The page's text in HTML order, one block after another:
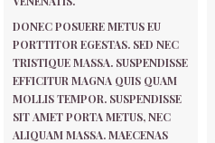
DONEC POSUERE METUS EU
PORTTITOR EGESTAS. SED NEC
TRISTIQUE MASSA. SUSPENDISSE
EFFICITUR MAGNA QUIS QUAM
MOLLIS TEMPOR. SUSPENDISSE
SIT AMET PORTA METUS, NEC
ALIQUAM MASSA. MAECENAS